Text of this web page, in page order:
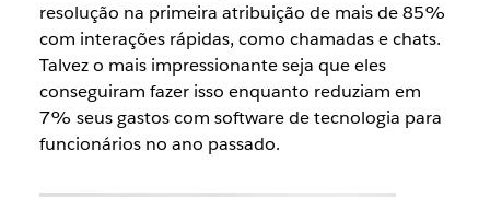
resolução na primeira atribuição de mais de 85%
com interações rápidas, como chamadas e chats.
Talvez o mais impressionante seja que eles
conseguiram fazer isso enquanto reduziam em
7% seus gastos com software de tecnologia para
funcionários no ano passado.